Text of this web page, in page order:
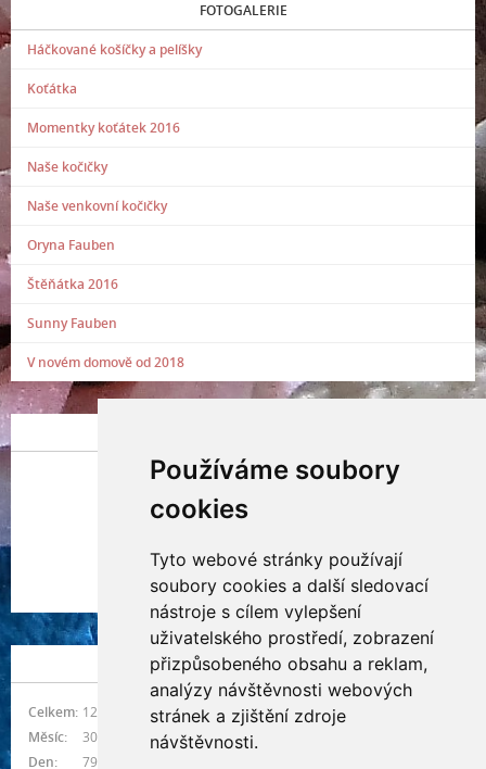
Používáme soubory
cookies
Tyto webové stránky používají
soubory cookies a další sledovací
nástroje s cílem vylepšení
uživatelského prostředí, zobrazení
přizpůsobeného obsahu a reklam,
analýzy návštěvnosti webových
stránek a zjištění zdroje
návštěvnosti.
FOTOGALERIE
Háčkované košíčky a pelíšky
Koťátka
Momentky koťátek 2016
Naše kočičky
Naše venkovní kočičky
Oryna Fauben
Štěňátka 2016
Sunny Fauben
V novém domově od 2018
Indianna Ryve
Nostra, CZ
NÁVŠTĚVNOST
Celkem: 1217329
Měsíc:
30822
Den:
797